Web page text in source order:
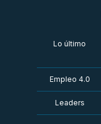
Lo último
Empleo 4.0
Leaders